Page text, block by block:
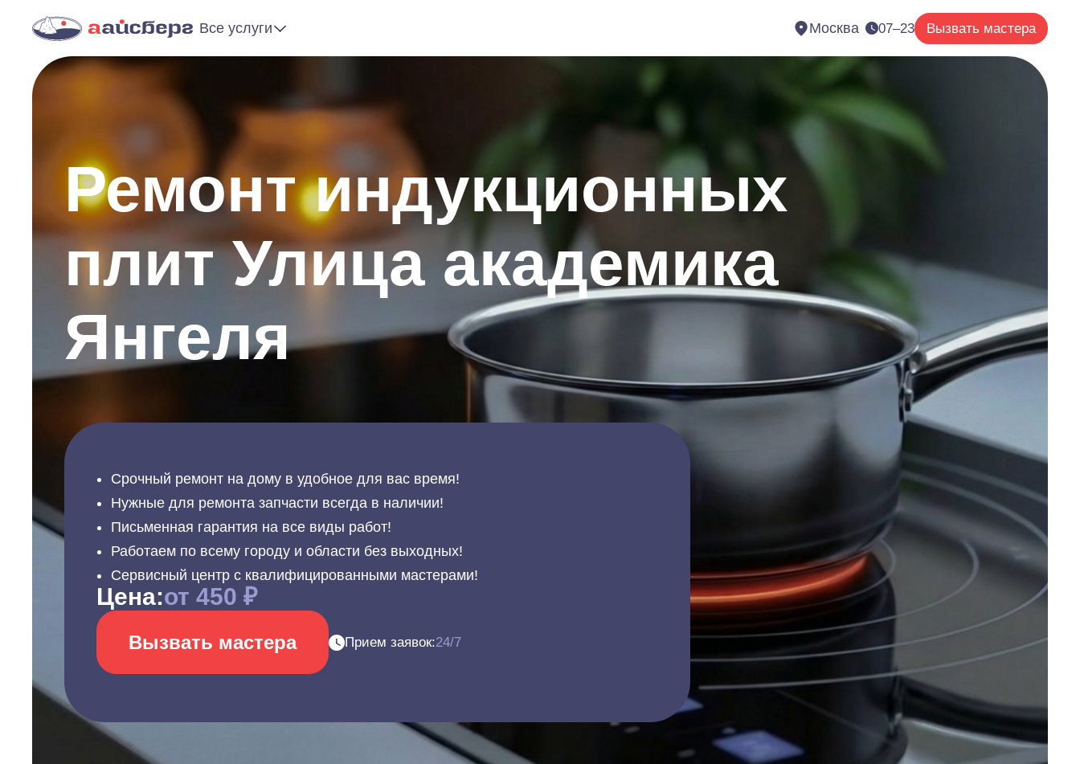
Все услуги Москва 07–23 Вызвать мастера
Ремонт индукционных
плит Улица академика
Янгеля
Срочный ремонт на дому в удобное для вас время!
Нужные для ремонта запчасти всегда в наличии!
Письменная гарантия на все виды работ!
Работаем по всему городу и области без выходных!
Сервисный центр с квалифицированными мастерами!
Цена:от 450 ₽
Вызвать мастера Прием заявок:24/7